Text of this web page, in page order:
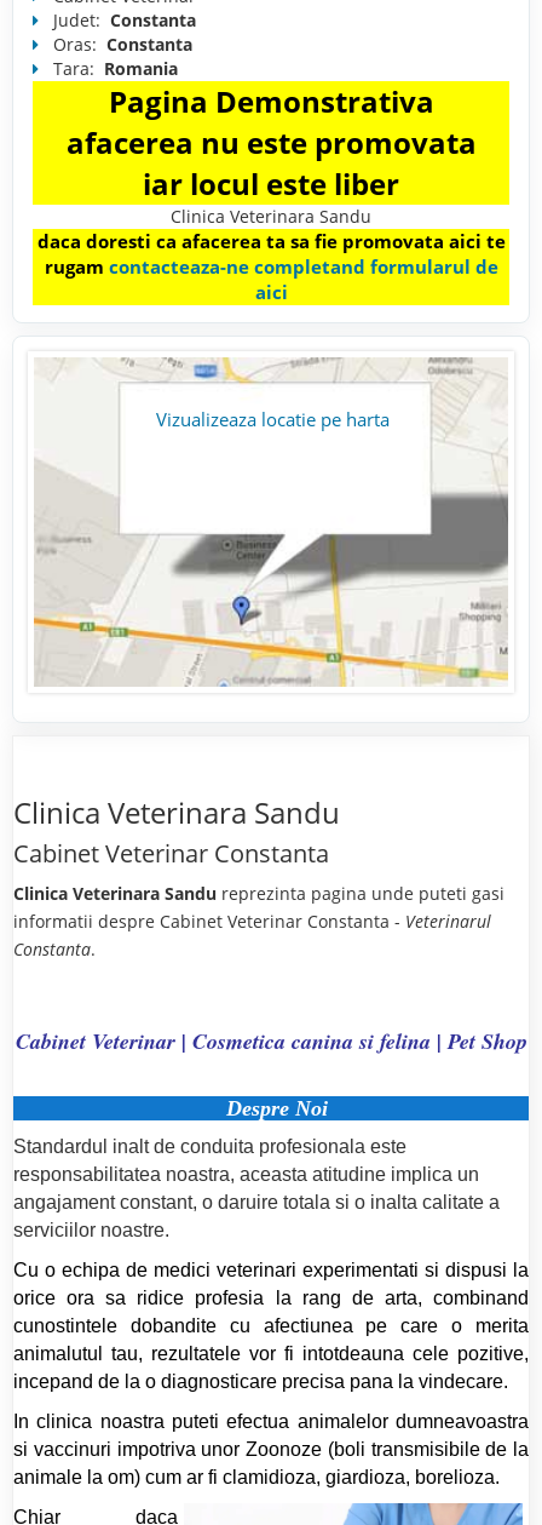
Judet: Constanta
Oras: Constanta
Tara: Romania
Pagina Demonstrativa
afacerea nu este promovata
iar locul este liber
Clinica Veterinara Sandu
daca doresti ca afacerea ta sa fie promovata aici te
rugam contacteaza-ne completand formularul de
aici
Vizualizeaza locatie pe harta
Clinica Veterinara Sandu
Cabinet Veterinar Constanta
Clinica Veterinara Sandu reprezinta pagina unde puteti gasi
informatii despre Cabinet Veterinar Constanta - Veterinarul
Constanta.
Cabinet Veterinar | Cosmetica canina si felina | Pet Shop
Despre Noi
Standardul inalt de conduita profesionala este
responsabilitatea noastra, aceasta atitudine implica un
angajament constant, o daruire totala si o inalta calitate a
serviciilor noastre.
Cu o echipa de medici veterinari experimentati si dispusi la
orice ora sa ridice profesia la rang de arta, combinand
cunostintele dobandite cu afectiunea pe care o merita
animalutul tau, rezultatele vor fi intotdeauna cele pozitive,
incepand de la o diagnosticare precisa pana la vindecare.
In clinica noastra puteti efectua animalelor dumneavoastra
si vaccinuri impotriva unor Zoonoze (boli transmisibile de la
animale la om) cum ar fi clamidioza, giardioza, borelioza.
Chiar daca